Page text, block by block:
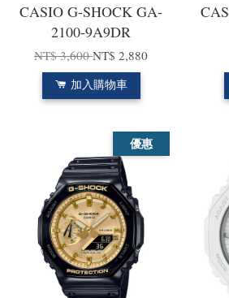
CASIO G-SHOCK GA-
2100-9A9DR
NT$ 3,600NT$ 2,880
加入購物車
優惠